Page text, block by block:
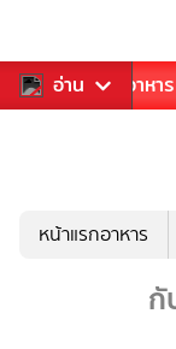
อ่าน
การเพลง อาหาร
หน้าแรกอาหาร
กั